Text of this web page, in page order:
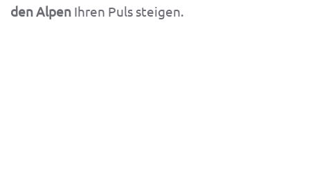
den Alpen Ihren Puls steigen.